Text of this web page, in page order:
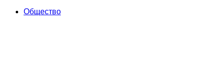
Общество